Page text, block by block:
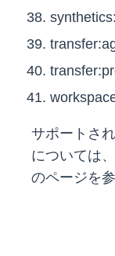
サポートさ
については、
のページを